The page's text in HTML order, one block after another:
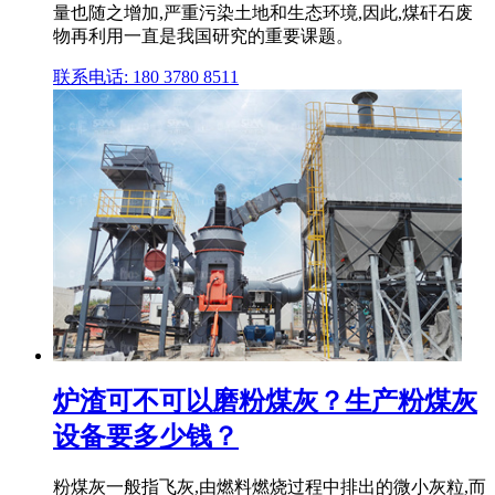
量也随之增加,严重污染土地和生态环境,因此,煤矸石废
物再利用一直是我国研究的重要课题。
联系电话: 180 3780 8511
炉渣可不可以磨粉煤灰？生产粉煤灰
设备要多少钱？
粉煤灰一般指飞灰,由燃料燃烧过程中排出的微小灰粒,而